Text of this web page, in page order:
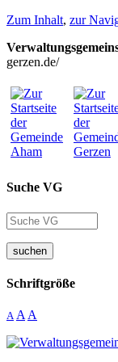
Zum Inhalt, zur
gerzen.de/
Suche VG
suchen
Schriftgröße
A A A